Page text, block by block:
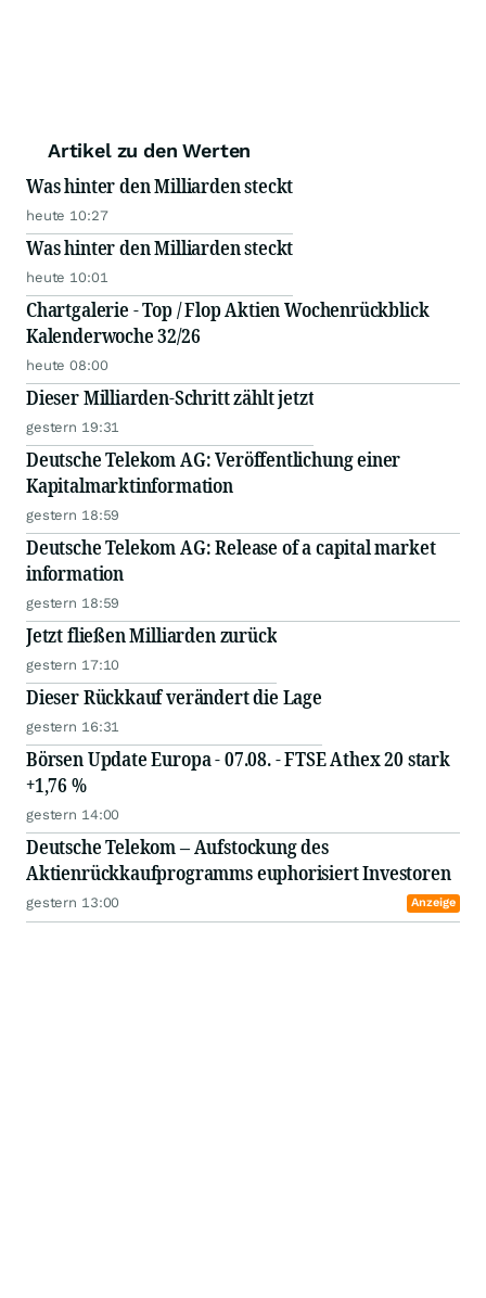
Artikel zu den Werten
Was hinter den Milliarden steckt
heute 10:27
Was hinter den Milliarden steckt
heute 10:01
Chartgalerie - Top / Flop Aktien Wochenrückblick
Kalenderwoche 32/26
heute 08:00
Dieser Milliarden-Schritt zählt jetzt
gestern 19:31
Deutsche Telekom AG: Veröffentlichung einer
Kapitalmarktinformation
gestern 18:59
Deutsche Telekom AG: Release of a capital market
information
gestern 18:59
Jetzt fließen Milliarden zurück
gestern 17:10
Dieser Rückkauf verändert die Lage
gestern 16:31
Börsen Update Europa - 07.08. - FTSE Athex 20 stark
+1,76 %
gestern 14:00
Deutsche Telekom – Aufstockung des
Aktienrückkaufprogramms euphorisiert Investoren
gestern 13:00 Anzeige